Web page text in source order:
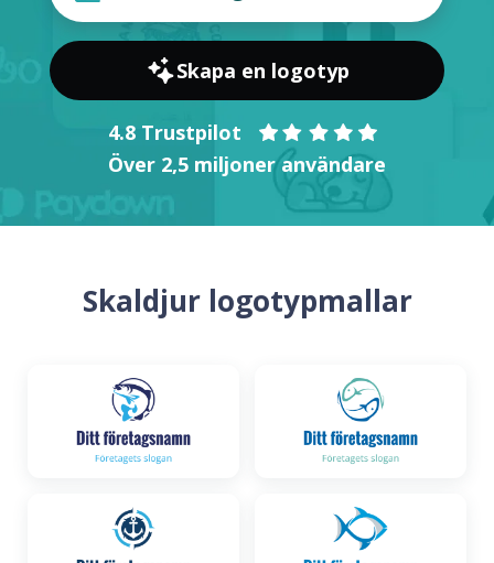
LOGGA IN
Skapa en logotyp
4.8 Trustpilot
Över 2,5 miljoner användare
Skaldjur logotypmallar